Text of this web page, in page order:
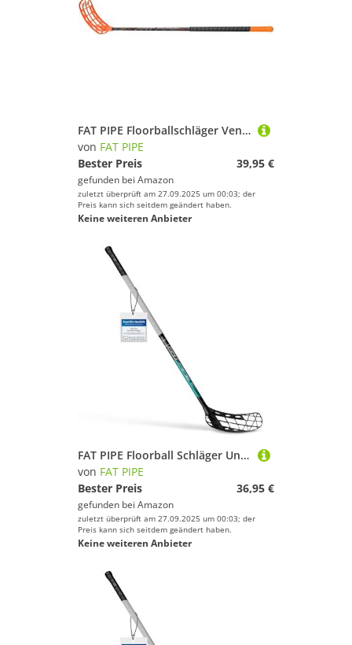
FAT PIPE Floorballschläger Venom 31 ORANGE (Händigkeit: Produktbeschreibungen beachten!) (Linksausleger (Rechte Hand Oben), 87)
von FAT PIPE
Bester Preis
39,95 €
gefunden bei Amazon
zuletzt überprüft am 27.09.2025 um 00:03; der
Preis kann sich seitdem geändert haben.
Keine weiteren Anbieter
FAT PIPE Floorball Schläger Unihockey Stock Zack 33 Bone Coral Green - IFF Zertifiziert, mit Bone Schaufel/Kelle (rechte Hand Oben am Schläger, sogenannter Linksausleger, 92)
von FAT PIPE
Bester Preis
36,95 €
gefunden bei Amazon
zuletzt überprüft am 27.09.2025 um 00:03; der
Preis kann sich seitdem geändert haben.
Keine weiteren Anbieter